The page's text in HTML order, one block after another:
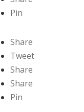
Pin
Share
Tweet
Share
Share
Pin